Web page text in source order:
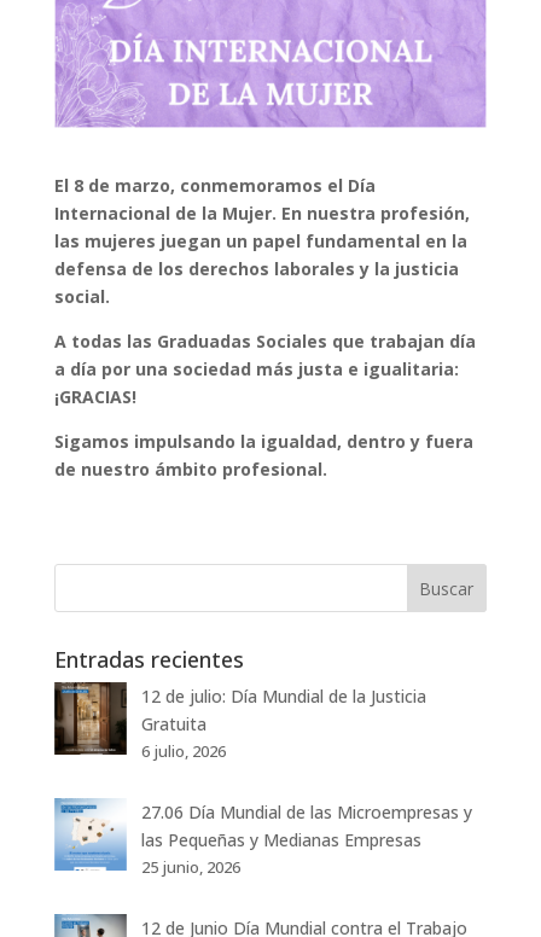
El 8 de marzo, conmemoramos el Día
Internacional de la Mujer. En nuestra profesión,
las mujeres juegan un papel fundamental en la
defensa de los derechos laborales y la justicia
social.
A todas las Graduadas Sociales que trabajan día
a día por una sociedad más justa e igualitaria:
¡GRACIAS!
Sigamos impulsando la igualdad, dentro y fuera
de nuestro ámbito profesional.
Entradas recientes
12 de julio: Día Mundial de la Justicia
Gratuita
6 julio, 2026
27.06 Día Mundial de las Microempresas y
las Pequeñas y Medianas Empresas
25 junio, 2026
12 de Junio Día Mundial contra el Trabajo